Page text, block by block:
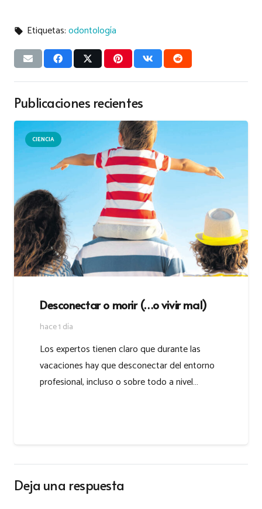
local_offer Etiquetas:odontología
Publicaciones recientes
CIENCIA
Desconectar o morir (…o vivir mal)
hace 1 día
Los expertos tienen claro que durante las
vacaciones hay que desconectar del entorno
profesional, incluso o sobre todo a nivel…
Deja una respuesta